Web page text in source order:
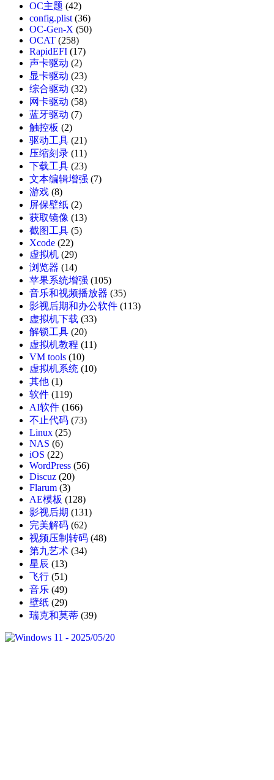
OC主题 (42)
config.plist(36)
OC-Gen-X (50)
OCAT (258)
RapidEFI (17)
声卡驱动 (2)
显卡驱动 (23)
综合驱动 (32)
网卡驱动 (58)
蓝牙驱动 (7)
触控板 (2)
驱动工具 (21)
压缩刻录 (11)
下载工具 (23)
文本编辑增强 (7)
游戏 (8)
屏保壁纸 (2)
获取镜像 (13)
截图工具 (5)
Xcode (22)
虚拟机 (29)
浏览器 (14)
苹果系统增强 (105)
音乐和视频播放器 (35)
影视后期和办公软件 (113)
虚拟机下载 (33)
解锁工具 (20)
虚拟机教程 (11)
VM tools (10)
虚拟机系统 (10)
其他 (1)
软件 (119)
AI软件 (166)
不止代码 (73)
Linux (25)
NAS (6)
iOS (22)
WordPress (56)
Discuz (20)
Flarum (3)
AE模板 (128)
影视后期 (131)
完美解码 (62)
视频压制转码 (48)
第九艺术 (34)
星辰 (13)
飞行 (51)
音乐 (49)
壁纸 (29)
瑞克和莫蒂 (39)